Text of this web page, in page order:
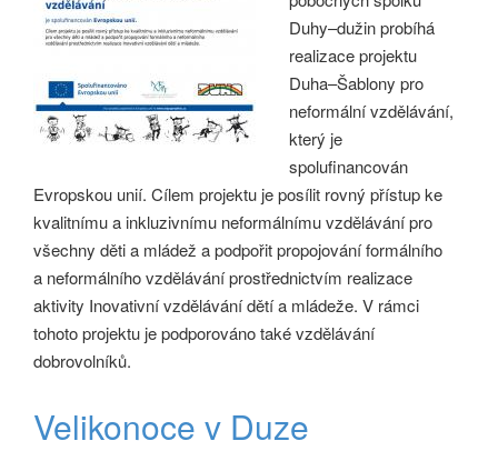
Duhy–dužin probíhá
realizace projektu
Duha–Šablony pro
neformální vzdělávání,
který je
spolufinancován
Evropskou unií. Cílem projektu je posílit rovný přístup ke
kvalitnímu a inkluzivnímu neformálnímu vzdělávání pro
všechny děti a mládež a podpořit propojování formálního
a neformálního vzdělávání prostřednictvím realizace
aktivity Inovativní vzdělávání dětí a mládeže. V rámci
tohoto projektu je podporováno také vzdělávání
dobrovolníků.
Velikonoce v Duze